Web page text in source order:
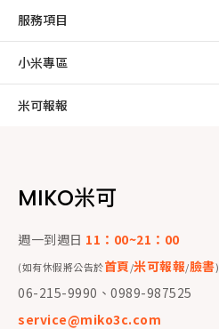
服務項目
小米專區
米可報報
MIKO米可
週一到週日 11：00~21：00
(如有休假將公告於首頁/米可報報/臉書)
06-215-9990、0989-987525
service@miko3c.com